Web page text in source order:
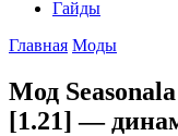
Гайды
Главная Моды
Мод
[1.21] —